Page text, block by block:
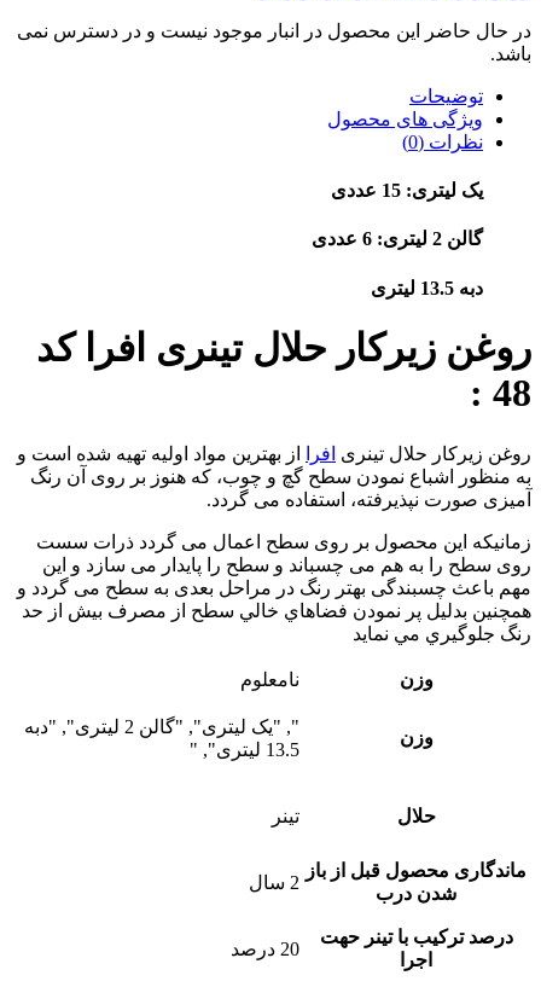
در حال حاضر این محصول در انبار موجود نیست و در دسترس نمی
باشد.
توضیحات
ویژگی های محصول
نظرات (0)
یک لیتری: 15 عددی
گالن 2 لیتری: 6 عددی
دبه 13.5 لیتری
روغن زیرکار حلال تینری افرا کد
48 :
روغن زیرکار حلال تینری افرا
از بهترین مواد اولیه تهیه شده است و
به منظور اشباع نمودن سطح گچ و چوب، که هنوز بر روی آن رنگ
آمیزی صورت نپذیرفته، استفاده می گردد.
زمانیکه این محصول بر روی سطح اعمال می گردد ذرات سست
روی سطح را به هم می چسباند و سطح را پایدار می سازد و این
مهم باعث چسبندگی بهتر رنگ در مراحل بعدی به سطح می گردد و
همچنين بدليل پر نمودن فضاهاي خالي سطح از مصرف بيش از حد
رنگ جلوگيري مي نمايد
وزن نامعلوم
وزن
", "یک لیتری", "گالن 2 لیتری", "دبه
13.5 لیتری", "
حلال تینر
ماندگاری محصول قبل از باز
شدن درب
2 سال
درصد ترکیب با تینر حهت
اجرا
20 درصد